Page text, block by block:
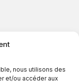
nous utilisons des
et/ou accéder aux